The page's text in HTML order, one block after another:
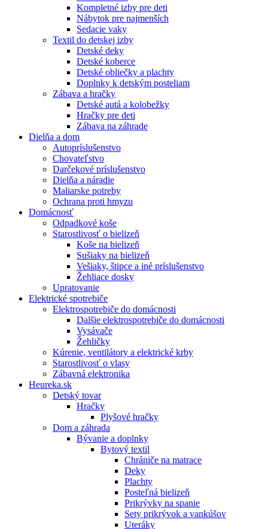
Kompletné izby pre deti
Nábytok pre najmenších
Sedacie vaky
Textil do detskej izby
Detské deky
Detské koberce
Detské obliečky a plachty
Doplnky k detským posteliam
Zábava a hračky
Detské autá a kolobežky
Hračky pre deti
Zábava na záhrade
Dielňa a dom
Autopríslušenstvo
Chovateľstvo
Darčekové príslušenstvo
Dielňa a náradie
Maliarske potreby
Ochrana proti hmyzu
Domácnosť
Odpadkové koše
Starostlivosť o bielizeň
Koše na bielizeň
Sušiaky na bielizeň
Vešiaky, štipce a iné príslušenstvo
Žehliace dosky
Upratovanie
Elektrické spotrebiče
Elektrospotrebiče do domácnosti
Dalšie elektrospotrebiče do domácnosti
Vysávače
Žehličky
Kúrenie, ventilátory a elektrické krby
Starostlivosť o vlasy
Zábavná elektronika
Heureka.sk
Detský tovar
Hračky
Plyšové hračky
Dom a záhrada
Bývanie a doplnky
Bytový textil
Chrániče na matrace
Deky
Plachty
Posteľná bielizeň
Prikrývky na spanie
Sety prikrývok a vankúšov
Uteráky